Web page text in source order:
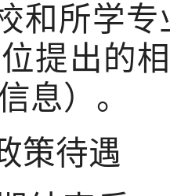
和所学
提出的
息）。
策待遇